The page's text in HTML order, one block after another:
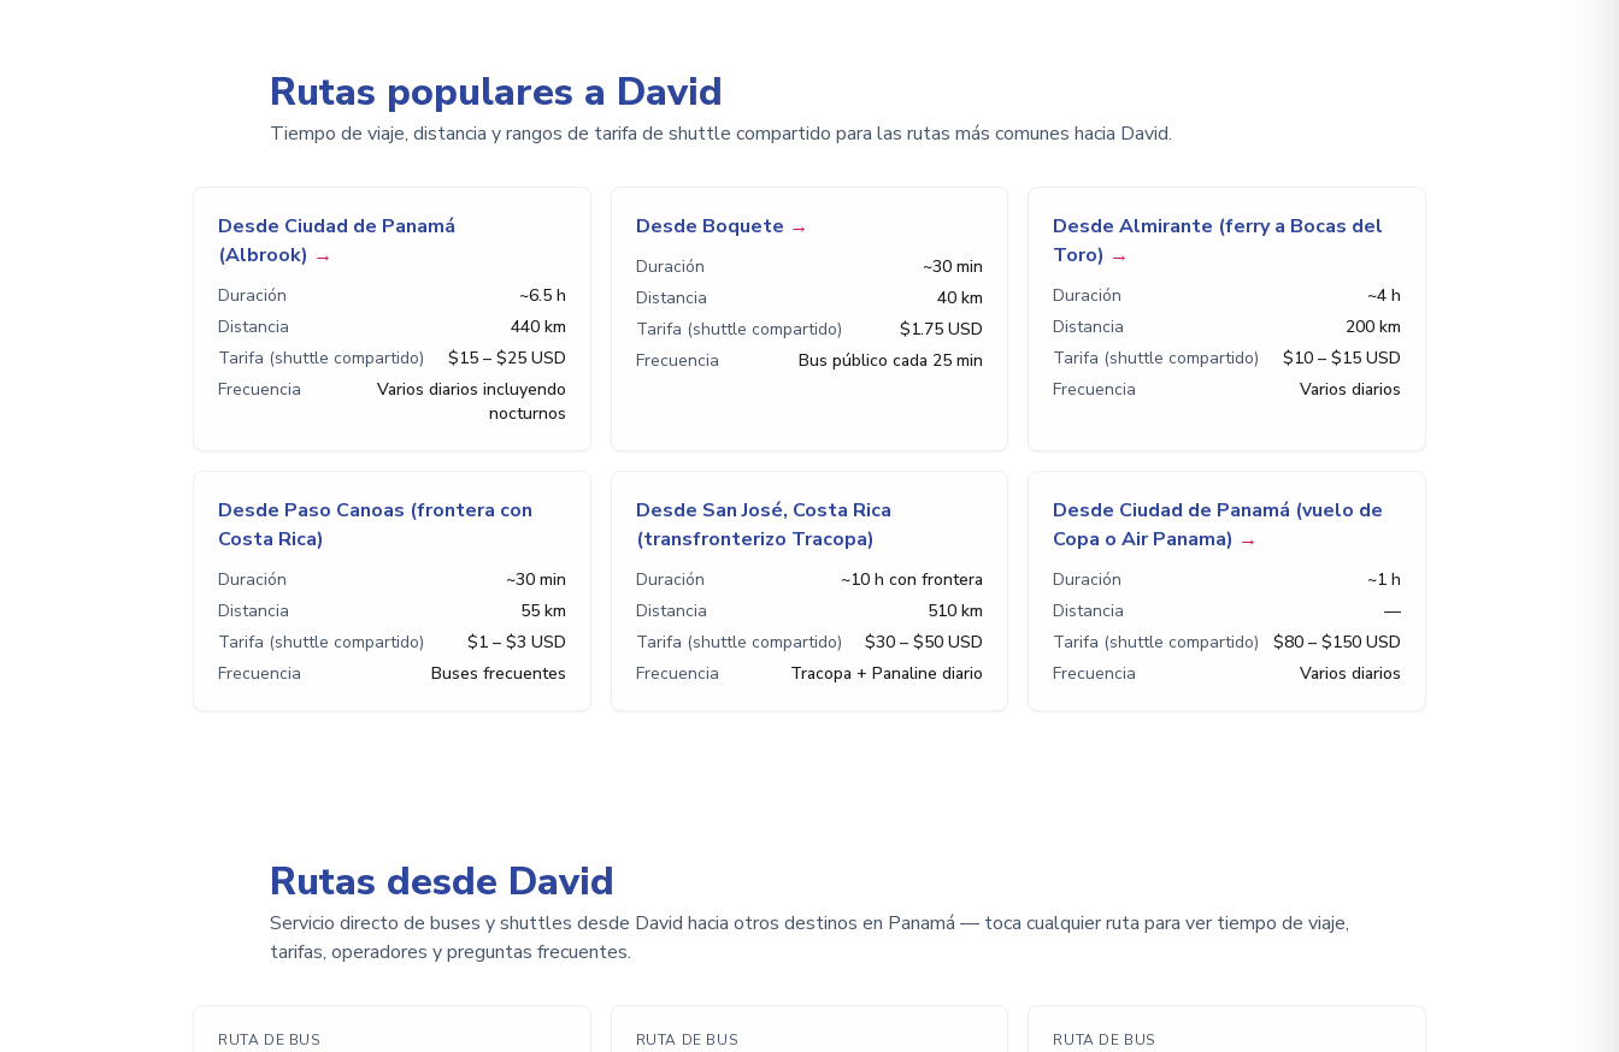
Rutas populares a David
Tiempo de viaje, distancia y rangos de tarifa de shuttle compartido para las rutas más comunes hacia David.
Desde Ciudad de Panamá
(Albrook) →
Duración
~6.5 h
Distancia
440 km
Tarifa (shuttle compartido)
$15 – $25 USD
Frecuencia
Varios diarios incluyendo
nocturnos
Desde Boquete →
Duración
~30 min
Distancia
40 km
Tarifa (shuttle compartido)
$1.75 USD
Frecuencia
Bus público cada 25 min
Desde Almirante (ferry a Bocas del
Toro) →
Duración
~4 h
Distancia
200 km
Tarifa (shuttle compartido)
$10 – $15 USD
Frecuencia
Varios diarios
Desde Paso Canoas (frontera con
Costa Rica)
Duración
~30 min
Distancia
55 km
Tarifa (shuttle compartido)
$1 – $3 USD
Frecuencia
Buses frecuentes
Desde San José, Costa Rica
(transfronterizo Tracopa)
Duración
~10 h con frontera
Distancia
510 km
Tarifa (shuttle compartido)
$30 – $50 USD
Frecuencia
Tracopa + Panaline diario
Desde Ciudad de Panamá (vuelo de
Copa o Air Panama) →
Duración
~1 h
Distancia
—
Tarifa (shuttle compartido)
$80 – $150 USD
Frecuencia
Varios diarios
Rutas desde David
Servicio directo de buses y shuttles desde David hacia otros destinos en Panamá — toca cualquier ruta para ver tiempo de viaje,
tarifas, operadores y preguntas frecuentes.
RUTA DE BUS RUTA DE BUS RUTA DE BUS